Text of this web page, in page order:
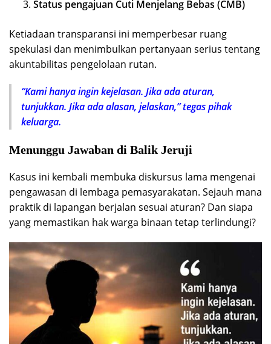
Status pengajuan Cuti Menjelang Bebas (CMB)
Ketiadaan transparansi ini memperbesar ruang
spekulasi dan menimbulkan pertanyaan serius tentang
akuntabilitas pengelolaan rutan.
“Kami hanya ingin kejelasan. Jika ada aturan,
tunjukkan. Jika ada alasan, jelaskan,” tegas pihak
keluarga.
Menunggu Jawaban di Balik Jeruji
Kasus ini kembali membuka diskursus lama mengenai
pengawasan di lembaga pemasyarakatan. Sejauh mana
praktik di lapangan berjalan sesuai aturan? Dan siapa
yang memastikan hak warga binaan tetap terlindungi?